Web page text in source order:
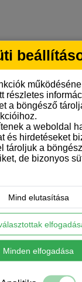
részletes
a böngésző
a weboldal
és hirdetéseket
tároljuk a
de bizonyos
Mind elutasítása
Minden elfogadása